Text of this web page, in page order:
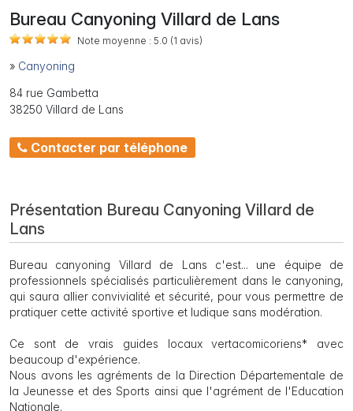
Bureau Canyoning Villard de Lans
Note moyenne : 5.0 (1 avis)
» Canyoning
84 rue Gambetta
38250 Villard de Lans
Contacter par téléphone
Présentation Bureau Canyoning Villard de
Lans
Bureau canyoning Villard de Lans c'est... une équipe de
professionnels spécialisés particulièrement dans le canyoning,
qui saura allier convivialité et sécurité, pour vous permettre de
pratiquer cette activité sportive et ludique sans modération.
Ce sont de vrais guides locaux vertacomicoriens* avec
beaucoup d'expérience.
Nous avons les agréments de la Direction Départementale de
la Jeunesse et des Sports ainsi que l'agrément de l'Education
Nationale.